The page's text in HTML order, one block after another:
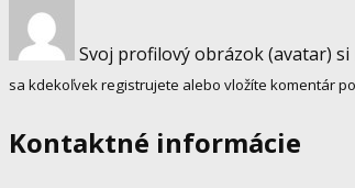
Svoj profilový obrázok (avatar)
sa kdekoľvek registrujete alebo vložíte komentár
Kontaktné informácie